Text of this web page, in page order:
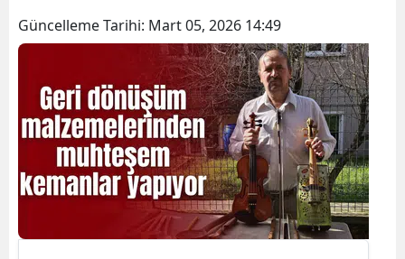
Güncelleme Tarihi: Mart 05, 2026 14:49